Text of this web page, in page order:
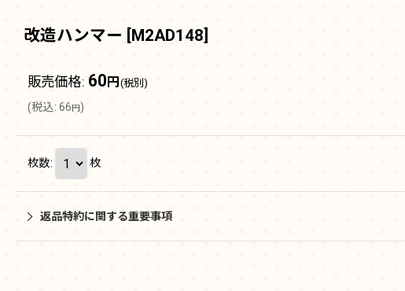
改造ハンマー [M2AD148]
販売価格: 60 円 (税別)
(税込: 66 円 )
枚数: 枚
返品特約に関する重要事項